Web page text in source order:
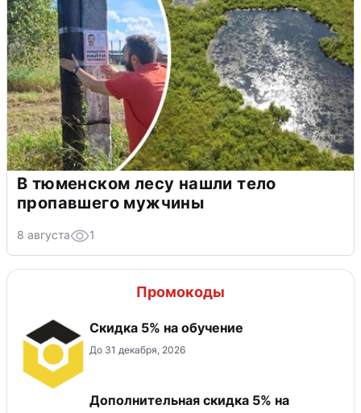
В тюменском лесу нашли тело
пропавшего мужчины
8 августа 1
Промокоды
Скидка 5% на обучение
До 31 декабря, 2026
Дополнительная скидка 5% на